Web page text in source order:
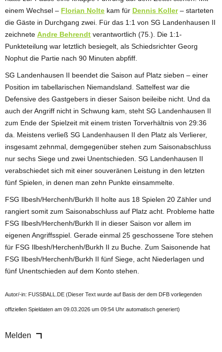
einem Wechsel – Florian Nolte kam für Dennis Koller– starteten
die Gäste in Durchgang zwei. Für das 1:1 von SG Landenhausen II
zeichnete Andre Behrendt verantwortlich (75.). Die 1:1-
Punkteteilung war letztlich besiegelt, als Schiedsrichter Georg
Nophut die Partie nach 90 Minuten abpfiff.
SG Landenhausen II beendet die Saison auf Platz sieben – einer
Position im tabellarischen Niemandsland. Sattelfest war die
Defensive des Gastgebers in dieser Saison beileibe nicht. Und da
auch der Angriff nicht in Schwung kam, steht SG Landenhausen II
zum Ende der Spielzeit mit einem tristen Torverhältnis von 29:36
da. Meistens verließ SG Landenhausen II den Platz als Verlierer,
insgesamt zehnmal, demgegenüber stehen zum Saisonabschluss
nur sechs Siege und zwei Unentschieden. SG Landenhausen II
verabschiedet sich mit einer souveränen Leistung in den letzten
fünf Spielen, in denen man zehn Punkte einsammelte.
FSG Ilbesh/Herchenh/Burkh II holte aus 18 Spielen 20 Zähler und
rangiert somit zum Saisonabschluss auf Platz acht. Probleme hatte
FSG Ilbesh/Herchenh/Burkh II in dieser Saison vor allem im
eigenen Angriffsspiel. Gerade einmal 25 geschossene Tore stehen
für FSG Ilbesh/Herchenh/Burkh II zu Buche. Zum Saisonende hat
FSG Ilbesh/Herchenh/Burkh II fünf Siege, acht Niederlagen und
fünf Unentschieden auf dem Konto stehen.
Autor/-in: FUSSBALL.DE (Dieser Text wurde auf Basis der dem DFB vorliegenden
offiziellen Spieldaten am 09.03.2026 um 09:54 Uhr automatisch generiert)
Melden